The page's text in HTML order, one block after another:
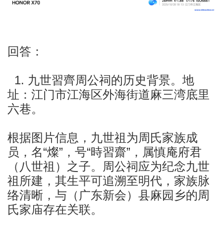
回答：
1. 九世習齊周公祠的历史背景。地
址：江门市江海区外海街道麻三湾底里
六巷。
根据图片信息，九世祖为周氏家族成
员，名“燦”，号“時習齋”，属慎庵府君
（八世祖）之子。周公祠应为纪念九世
祖所建，其生平可追溯至明代，家族脉
络清晰，与 （ 广东新会）县麻园乡的周
氏家庙存在关联。